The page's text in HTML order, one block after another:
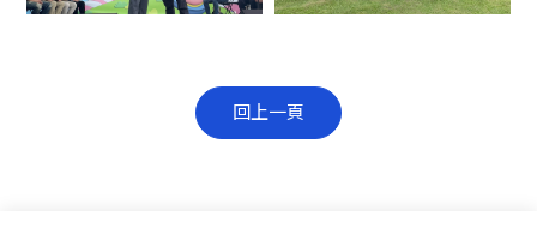
回上一頁